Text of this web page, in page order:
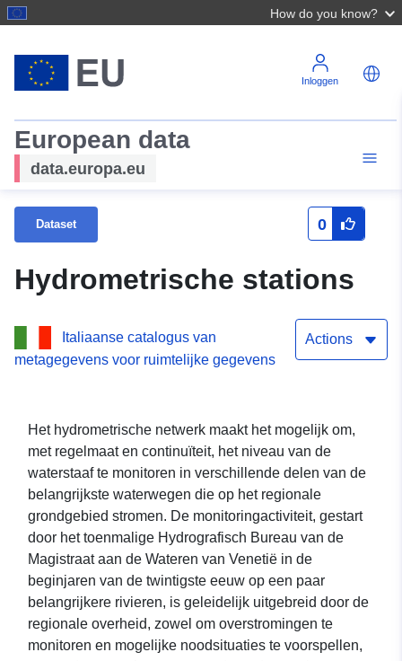
How do you know?
Inloggen
European data
data.europa.eu
Dataset 0
Hydrometrische stations
Italiaanse catalogus van
metagegevens voor ruimtelijke gegevens
Actions
Het hydrometrische netwerk maakt het mogelijk om,
met regelmaat en continuïteit, het niveau van de
waterstaaf te monitoren in verschillende delen van de
belangrijkste waterwegen die op het regionale
grondgebied stromen. De monitoringactiviteit, gestart
door het toenmalige Hydrografisch Bureau van de
Magistraat aan de Wateren van Venetië in de
beginjaren van de twintigste eeuw op een paar
belangrijkere rivieren, is geleidelijk uitgebreid door de
regionale overheid, zowel om overstromingen te
monitoren en mogelijke noodsituaties te voorspellen,